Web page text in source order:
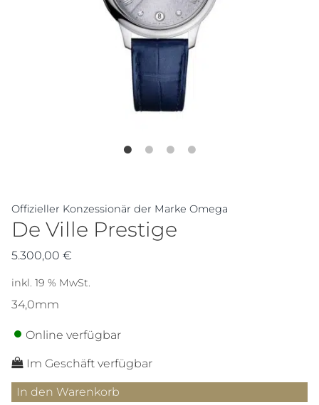
Offizieller Konzessionär der Marke Omega
De Ville Prestige
5.300,00 €
inkl. 19 % MwSt.
34,0mm
Online verfügbar
Im Geschäft verfügbar
De
In den Warenkorb